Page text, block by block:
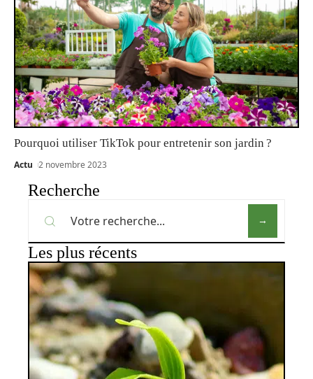
Pourquoi utiliser TikTok pour entretenir son jardin ?
Actu 2 novembre 2023
Recherche
Les plus récents